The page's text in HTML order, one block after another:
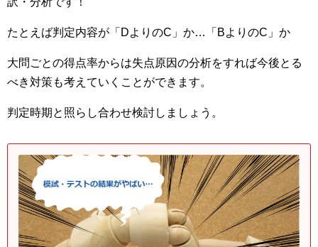
たとえば判定内容が「DよりのC」か…「BよりのC」か
大問ごとの得点率からは失点原因の分析をすれば今後とる
べき対策も考えていくことができます。
判定時期と照らし合わせ検討しましょう。